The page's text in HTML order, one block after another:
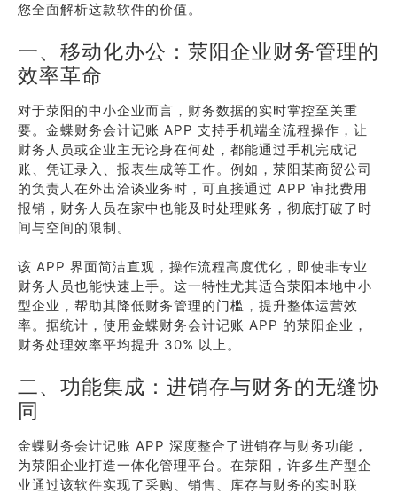
您全面解析这款软件的价值。
一、移动化办公：荥阳企业财务管理的
效率革命
对于荥阳的中小企业而言，财务数据的实时掌控至关重
要。金蝶财务会计记账 APP 支持手机端全流程操作，让
财务人员或企业主无论身在何处，都能通过手机完成记
账、凭证录入、报表生成等工作。例如，荥阳某商贸公司
的负责人在外出洽谈业务时，可直接通过 APP 审批费用
报销，财务人员在家中也能及时处理账务，彻底打破了时
间与空间的限制。
该 APP 界面简洁直观，操作流程高度优化，即使非专业
财务人员也能快速上手。这一特性尤其适合荥阳本地中小
型企业，帮助其降低财务管理的门槛，提升整体运营效
率。据统计，使用金蝶财务会计记账 APP 的荥阳企业，
财务处理效率平均提升 30% 以上。
二、功能集成：进销存与财务的无缝协
同
金蝶财务会计记账 APP 深度整合了进销存与财务功能，
为荥阳企业打造一体化管理平台。在荥阳，许多生产型企
业通过该软件实现了采购、销售、库存与财务的实时联